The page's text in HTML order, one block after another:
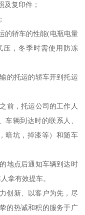
及复印件；
的轿车的性能(电瓶电量
压，冬季时需使用防冻
的托运的轿车开到托运
前，托运公司的工作人
车辆到达时的联系人、
暗坑，掉漆等）和随车
地点后通知车辆到达时
拿有效提车。
创新、以客户为先，尽
的热诚和积的服务于广